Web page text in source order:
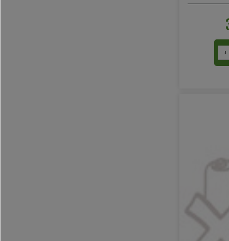
+